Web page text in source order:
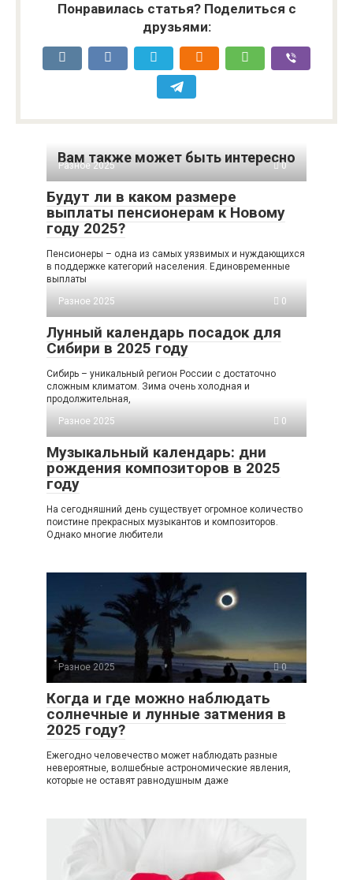
Понравилась статья? Поделиться с
друзьями:
Вам также может быть интересно
Разное 2025 0
Будут ли в каком размере
выплаты пенсионерам к Новому
году 2025?
Пенсионеры – одна из самых уязвимых и нуждающихся
в поддержке категорий населения. Единовременные
выплаты
Разное 2025
0
Лунный календарь посадок для
Сибири в 2025 году
Сибирь – уникальный регион России с достаточно
сложным климатом. Зима очень холодная и
продолжительная,
Разное 2025
0
Музыкальный календарь: дни
рождения композиторов в 2025
году
На сегодняшний день существует огромное количество
поистине прекрасных музыкантов и композиторов.
Однако многие любители
Разное 2025 0
Когда и где можно наблюдать
солнечные и лунные затмения в
2025 году?
Ежегодно человечество может наблюдать разные
невероятные, волшебные астрономические явления,
которые не оставят равнодушным даже